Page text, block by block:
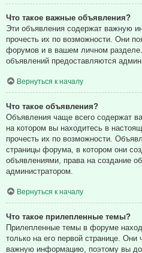
Что такое важные объявления?
Эти объявления содержат важную
прочесть их по возможности. Они
форумов и в вашем личном
объявлений предоставляются
Вернуться к началу
Что такое объявления?
Объявления чаще всего содержат
на котором вы находитесь в
прочесть их по возможности.
страницы форума, в котором они
объявлениями, права на создание
администратором.
Вернуться к началу
Что такое прилепленные темы?
Прилепленные темы в форуме
только на его первой странице.
важную информацию, поэтому вы